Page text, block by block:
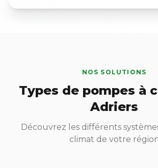
NOS SOLUTIONS
Types de pompes à
Adriers
Découvrez les différents
climat de votre